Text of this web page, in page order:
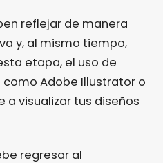
reflejar de manera
y, al mismo tiempo,
etapa, el uso de
Adobe Illustrator o
a visualizar tus diseños
regresar al